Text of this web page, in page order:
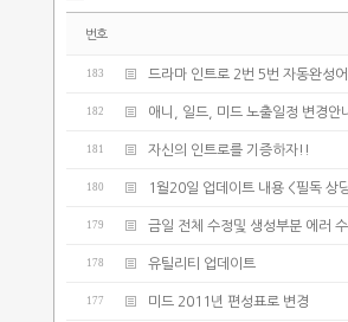
번호
183 드라마 인트로 2번 5번 자동완성
182 애니, 일드, 미드 노출일정 변경안
181 자신의 인트로를 기증하자!!
180 1월20일 업데이트 내용 <필독 상
179 금일 전체 수정및 생성부분 에러
178 유틸리티 업데이트
177 미드 2011년 편성표로 변경